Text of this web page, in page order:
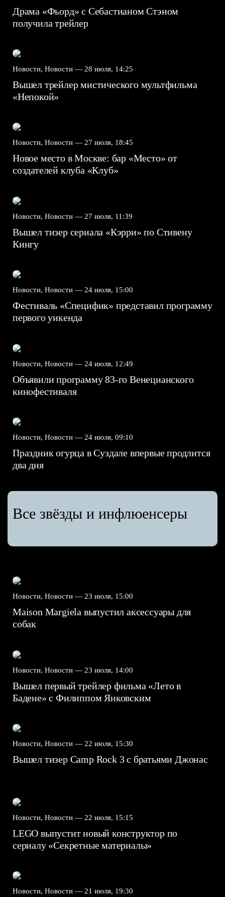
Драма «Фьорд» с Себастианом Стэном
получила трейлер
Новости, Новости — 28 июля, 14:25
Вышел трейлер мистического мультфильма
«Непокой»
Новости, Новости — 27 июля, 18:45
Новое место в Москве: бар «Место» от
создателей клуба «Клуб»
Новости, Новости — 27 июля, 11:39
Вышел тизер сериала «Кэрри» по Стивену
Кингу
Новости, Новости — 24 июля, 15:00
Фестиваль «Специфик» представил программу
первого уикенда
Новости, Новости — 24 июля, 12:49
Объявили программу 83-го Венецианского
кинофестиваля
Новости, Новости — 24 июля, 09:10
Праздник огурца в Суздале впервые продлится
два дня
Все звёзды и инфлюенсеры
Новости, Новости — 23 июля, 15:00
Maison Margiela выпустил аксессуары для
собак
Новости, Новости — 23 июля, 14:00
Вышел первый трейлер фильма «Лето в
Бадене» с Филиппом Янковским
Новости, Новости — 22 июля, 15:30
Вышел тизер Camp Rock 3 с братьями Джонас
Новости, Новости — 22 июля, 15:15
LEGO выпустит новый конструктор по
сериалу «Секретные материалы»
Новости, Новости — 21 июля, 19:30